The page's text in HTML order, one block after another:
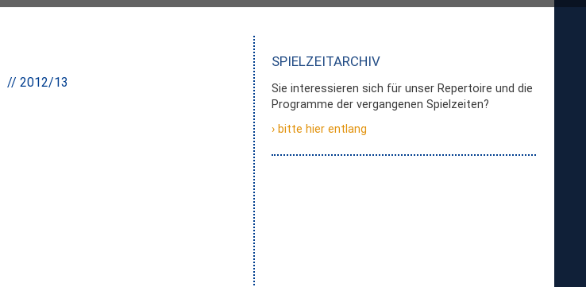
// 2012/13
SPIELZEITARCHIV
Sie interessieren sich für unser Repertoire und die
Programme der vergangenen Spielzeiten?
bitte hier entlang